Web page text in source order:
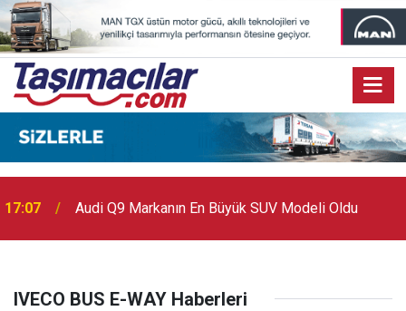
17:07 Audi Q9 Markanın En Büyük SUV Modeli Oldu
IVECO BUS E-WAY Haberleri